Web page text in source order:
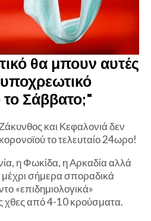
θα μπουν αυτές
Σάββατο;"
και Κεφαλονιά δεν
το τελευταίο 24ωρο!
η Φωκίδα, η Αρκαδία αλλά
μέχρι σήμερα σποραδικά
«επιδημιολογικά»
χθες από 4-10 κρούσματα.